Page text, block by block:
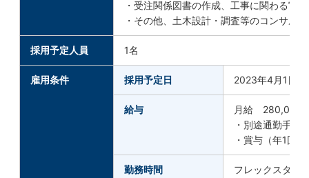
・ 受注関係図書の作成、工事に関わる官
・ その他、土木設計・調査等のコンサル
採用予定人員 1名
雇用条件 採用予定日 2023年4月1日
給与
月給 280,000
・別途通勤手当
・賞与（年1回
勤務時間
フレックスタイ